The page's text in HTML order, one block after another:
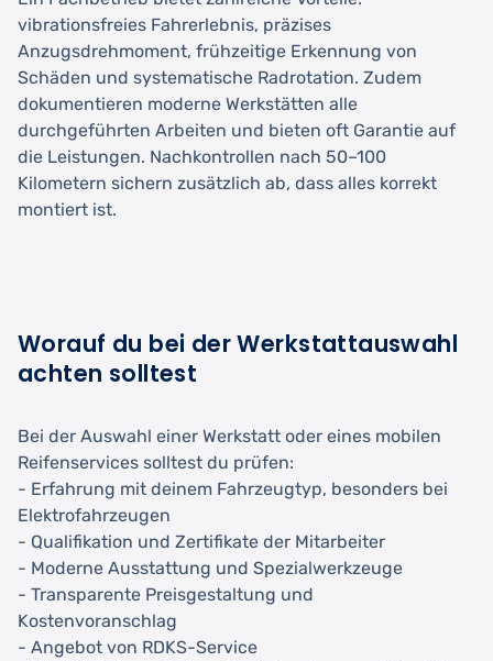
vibrationsfreies Fahrerlebnis, präzises
Anzugsdrehmoment, frühzeitige Erkennung von
Schäden und systematische Radrotation. Zudem
dokumentieren moderne Werkstätten alle
durchgeführten Arbeiten und bieten oft Garantie auf
die Leistungen. Nachkontrollen nach 50–100
Kilometern sichern zusätzlich ab, dass alles korrekt
montiert ist.
Worauf du bei der Werkstattauswahl
achten solltest
Bei der Auswahl einer Werkstatt oder eines mobilen
Reifenservices solltest du prüfen:
- Erfahrung mit deinem Fahrzeugtyp, besonders bei
Elektrofahrzeugen
- Qualifikation und Zertifikate der Mitarbeiter
- Moderne Ausstattung und Spezialwerkzeuge
- Transparente Preisgestaltung und
Kostenvoranschlag
- Angebot von RDKS-Service